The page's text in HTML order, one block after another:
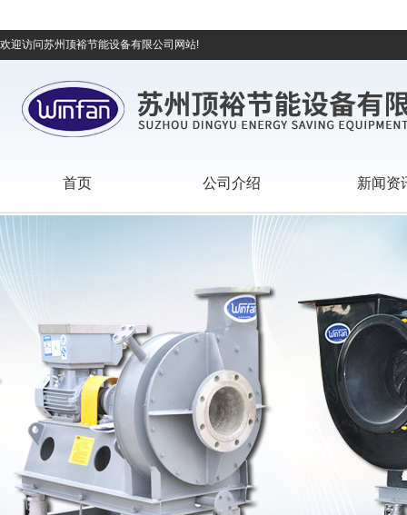
欢迎访问苏州顶裕节能设备有限公司网站!
首页 公司介绍 新闻资